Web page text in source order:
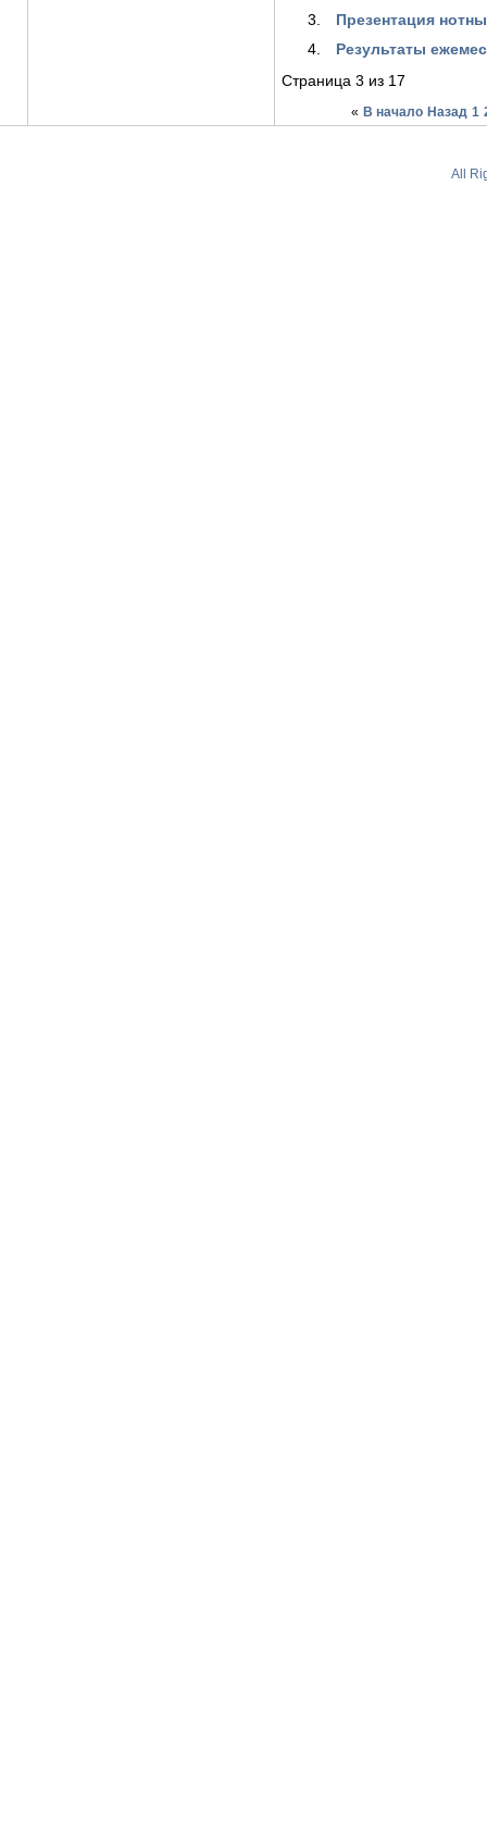
Презентация
Результаты
Страница 3 из 17
« В начало Назад 1
All